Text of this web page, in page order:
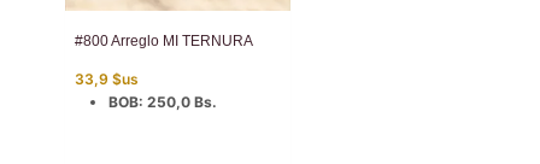
#800 Arreglo MI TERNURA
33,9 $us
BOB: 250,0 Bs.